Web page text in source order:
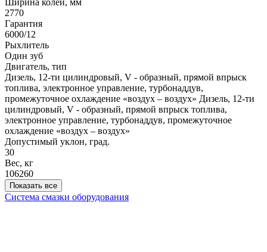
Ширина колеи, мм
2770
Гарантия
6000/12
Рыхлитель
Один зуб
Двигатель, тип
Дизель, 12-ти цилиндровый, V - образный, прямой впрыск
топлива, электронное управление, турбонаддув,
промежуточное охлаждение «воздух – воздух» Дизель, 12-ти
цилиндровый, V - образный, прямой впрыск топлива,
электронное управление, турбонаддув, промежуточное
охлаждение «воздух – воздух»
Допустимый уклон, град.
30
Вес, кг
106260
Показать все
Система смазки оборудования